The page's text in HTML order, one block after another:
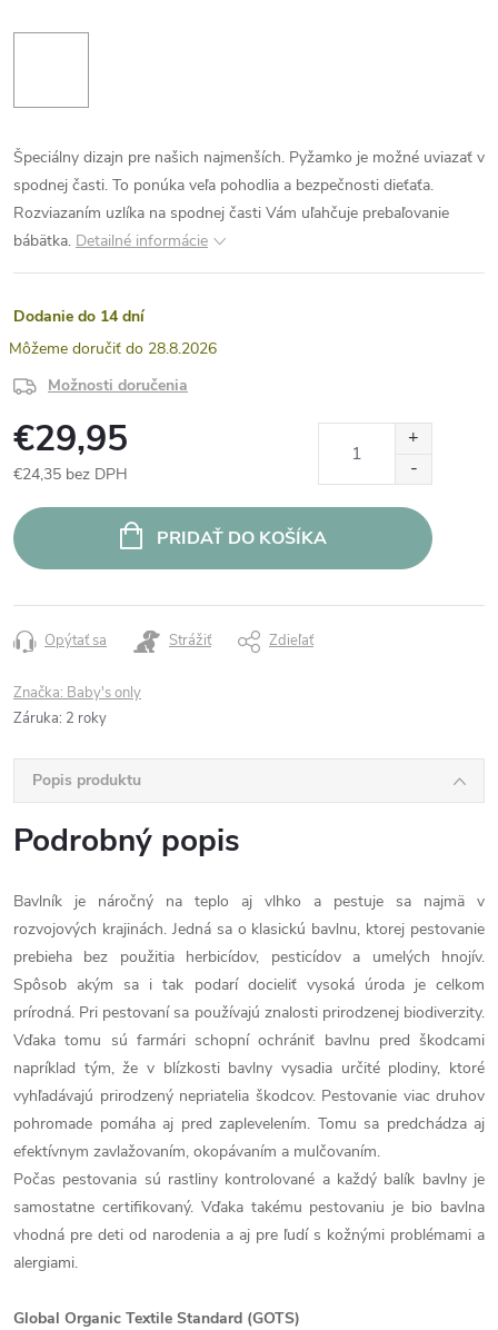
Špeciálny dizajn pre našich najmenších. Pyžamko je možné uviazať v
spodnej časti. To ponúka veľa pohodlia a bezpečnosti dieťaťa.
Rozviazaním uzlíka na spodnej časti Vám uľahčuje prebaľovanie
bábätka. Detailné informácie
Dodanie do 14 dní
28.8.2026
Možnosti doručenia
€29,95
€24,35 bez DPH
cena:
PRIDAŤ DO KOŠÍKA
Opýtať sa Strážiť Zdieľať
Značka: Baby's only
Záruka: 2 roky
Popis produktu
Podrobný popis
Bavlník je náročný na teplo aj vlhko a pestuje sa najmä v
rozvojových krajinách. Jedná sa o klasickú bavlnu, ktorej pestovanie
prebieha bez použitia herbicídov, pesticídov a umelých hnojív.
Spôsob akým sa i tak podarí docieliť vysoká úroda je celkom
prírodná. Pri pestovaní sa používajú znalosti prirodzenej biodiverzity.
Vďaka tomu sú farmári schopní ochrániť bavlnu pred škodcami
napríklad tým, že v blízkosti bavlny vysadia určité plodiny, ktoré
vyhľadávajú prirodzený nepriatelia škodcov. Pestovanie viac druhov
pohromade pomáha aj pred zaplevelením. Tomu sa predchádza aj
efektívnym zavlažovaním, okopávaním a mulčovaním.
Počas pestovania sú rastliny kontrolované a každý balík bavlny je
samostatne certifikovaný. Vďaka takému pestovaniu je bio bavlna
vhodná pre deti od narodenia a aj pre ľudí s kožnými problémami a
alergiami.
Global Organic Textile Standard (GOTS)